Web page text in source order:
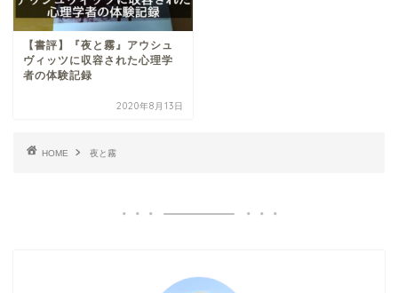
【書評】『夜と霧』アウシュ
ヴィッツに収容された心理学
者の体験記録
2020年8月13日
HOME 夜と霧